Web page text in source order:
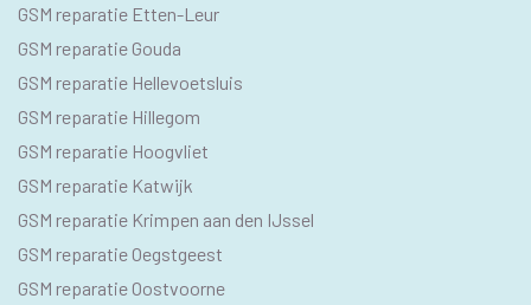
GSM reparatie Etten-Leur
GSM reparatie Gouda
GSM reparatie Hellevoetsluis
GSM reparatie Hillegom
GSM reparatie Hoogvliet
GSM reparatie Katwijk
GSM reparatie Krimpen aan den IJssel
GSM reparatie Oegstgeest
GSM reparatie Oostvoorne